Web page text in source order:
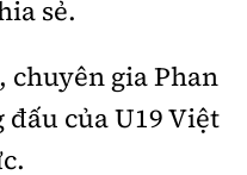
sẻ.
chuyên gia Phan
của U19 Việt